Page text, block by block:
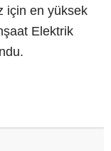
için en yüksek
Elektrik